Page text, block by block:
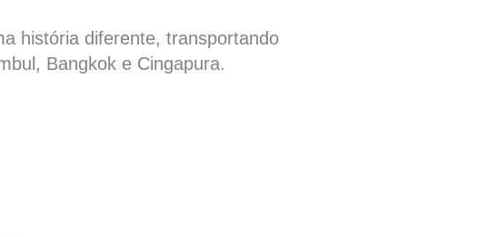
história diferente, transportando
Bangkok e Cingapura.